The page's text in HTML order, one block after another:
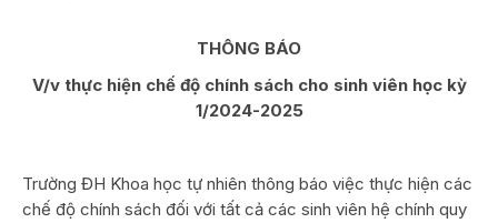
THÔNG BÁO
V/v thực hiện chế độ chính sách cho sinh viên học kỳ
1/2024-2025
Trường ĐH Khoa học tự nhiên thông báo việc thực hiện các
chế độ chính sách đối với tất cả các sinh viên hệ chính quy